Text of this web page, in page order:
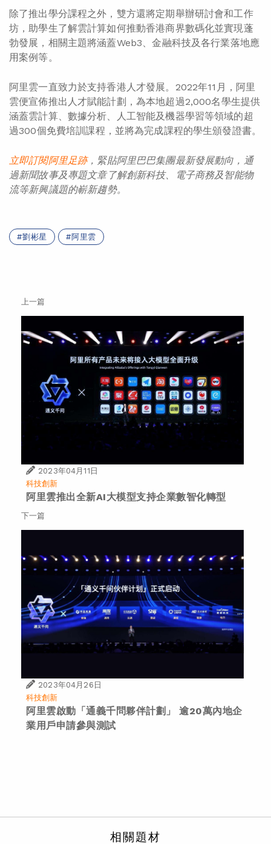
除了推出學分課程之外，雙方還將定期舉辦研討會和工作
坊，助學生了解雲計算如何推動香港商界數碼化並實現蓬
勃發展，相關主題將涵蓋Web3、金融科技及各行業落地應
用案例等。
阿里雲一直致力於支持香港人才發展。2022年11月，阿里
雲便宣佈推出人才賦能計劃，為本地超過2,000名學生提供
涵蓋雲計算、數據分析、人工智能及機器學習等領域的超
過300個免費培訓課程，並將為完成課程的學生頒發證書。
立即訂閱阿里足跡，緊貼阿里巴巴集團最新發展動向，通
過新聞故事及專題文章了解創新科技、 電子商務及智能物
流等新興議題的嶄新趨勢。
劉彬星 阿里雲
上一篇
2023年04月11日
科技創新
阿里雲推出全新AI大模型支持企業數智化轉型
下一篇
2023年04月26日
科技創新
阿里雲啟動「通義千問夥伴計劃」 逾20萬內地企
業用戶申請參與測試
相關題材